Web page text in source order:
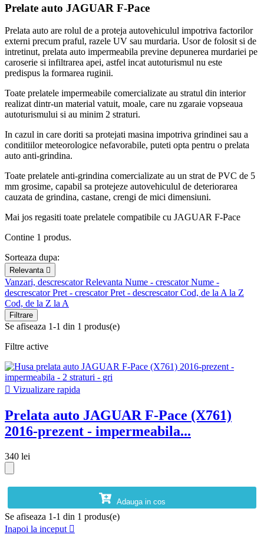
Prelate auto JAGUAR F-Pace
Prelata auto are rolul de a proteja autovehiculul impotriva factorilor
externi precum praful, razele UV sau murdaria. Usor de folosit si de
intretinut, prelata auto impermeabila previne depunerea murdariei pe
caroserie si infiltrarea apei, astfel incat autoturismul nu este
predispus la formarea ruginii.
Toate prelatele impermeabile comercializate au stratul din interior
realizat dintr-un material vatuit, moale, care nu zgaraie vopseaua
autoturismului si au minim 2 straturi.
In cazul in care doriti sa protejati masina impotriva grindinei sau a
conditiilor meteorologice nefavorabile, puteti opta pentru o prelata
auto anti-grindina.
Toate prelatele anti-grindina comercializate au un strat de PVC de 5
mm grosime, capabil sa protejeze autovehiculul de deteriorarea
cauzata de grindina, castane, crengi de mici dimensiuni.
Mai jos regasiti toate prelatele compatibile cu JAGUAR F-Pace
Contine 1 produs.
Sorteaza dupa:
Relevanta 
Vanzari, descrescatorRelevanta Nume - crescatorNume -
descrescatorPret - crescatorPret - descrescatorCod, de la A la Z
Cod, de la Z la A
Filtrare
Se afiseaza 1-1 din 1 produs(e)
Filtre active
 Vizualizare rapida
Prelata auto JAGUAR F-Pace (X761)
2016-prezent - impermeabila...
340 lei
Adauga in cos
Se afiseaza 1-1 din 1 produs(e)
Inapoi la inceput 